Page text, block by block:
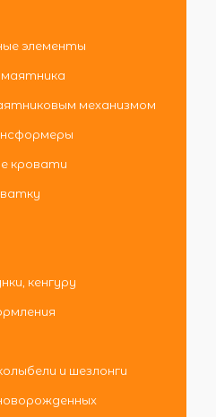
элементы
механизмом
кровати
кенгуру
и шезлонги